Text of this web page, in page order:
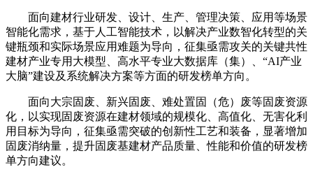
面向建材行业研发、设计、生产、管理决策、应用等场景
智能化需求，基于人工智能技术，以解决产业数智化转型的关
键瓶颈和实际场景应用难题为导向，征集亟需攻关的关键共性
建材产业专用大模型、高水平专业大数据库（集）、“AI产业
大脑”建设及系统解决方案等方面的研发榜单方向。
面向大宗固废、新兴固废、难处置固（危）废等固废资源
化，以实现固废资源在建材领域的规模化、高值化、无害化利
用目标为导向，征集亟需突破的创新性工艺和装备，显著增加
固废消纳量，提升固废基建材产品质量、性能和价值的研发榜
单方向建议。